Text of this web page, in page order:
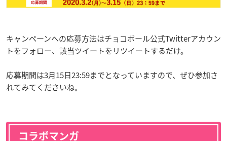
キャンペーンへの応募方法はチョコボール公式Twitterアカウン
トをフォロー、該当ツイートをリツイートするだけ。
応募期間は3月15日23:59までとなっていますので、ぜひ参加さ
れてみてくださいね。
コラボマンガ